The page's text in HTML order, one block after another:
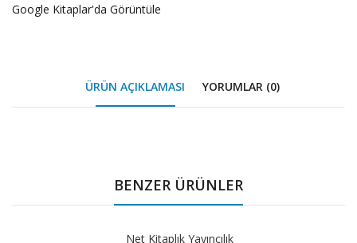
Google Kitaplar'da Görüntüle
ÜRÜN AÇIKLAMASI YORUMLAR (0)
BENZER ÜRÜNLER
Net Kitaplık Yayıncılık